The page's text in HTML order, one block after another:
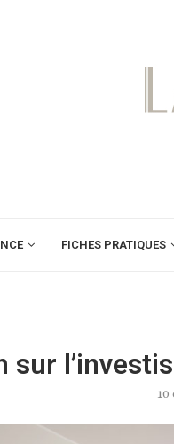
FICHES PRATIQUES
sur
10